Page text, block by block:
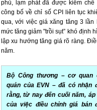
phủ, lạm phát đã được kiềm
công bố về chỉ số CPI liên tục
qua, với việc giá xăng tăng 3 lần
mức tăng giảm "trồi sụt” khó định
lập xu hướng tăng giá rõ ràng.
năm.
Bộ Công thương – cơ quan
quản của EVN – đã có nhận
rằng, từ nay đến cuối năm,
của việc điều chỉnh giá bán